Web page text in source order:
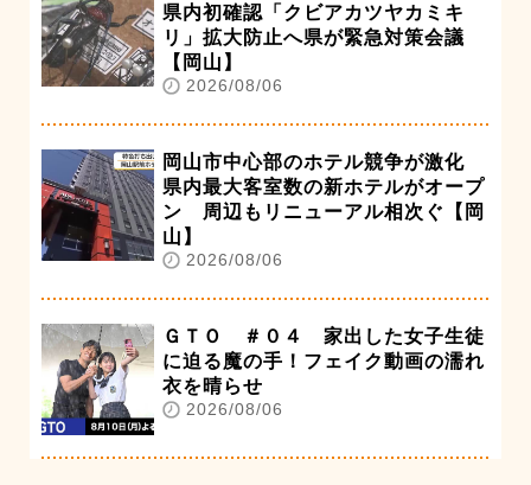
県内初確認「クビアカツヤカミキ
リ」拡大防止へ県が緊急対策会議
【岡山】
2026/08/06
岡山市中心部のホテル競争が激化
県内最大客室数の新ホテルがオープ
ン 周辺もリニューアル相次ぐ【岡
山】
2026/08/06
ＧＴＯ ＃０４ 家出した女子生徒
に迫る魔の手！フェイク動画の濡れ
衣を晴らせ
2026/08/06